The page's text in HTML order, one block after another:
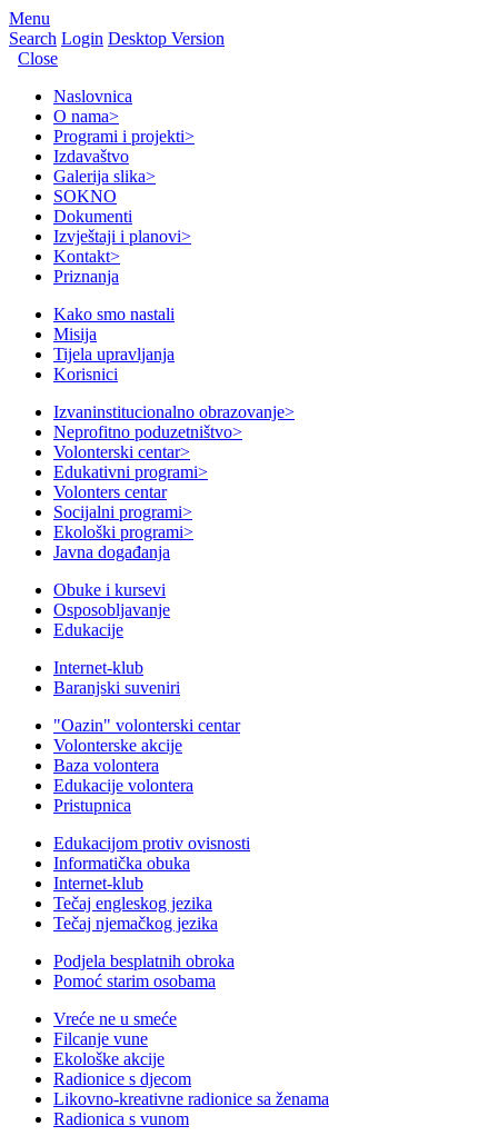
Menu
Search Login Desktop Version
Close
Naslovnica
O nama>
Programi i projekti>
Izdavaštvo
Galerija slika>
SOKNO
Dokumenti
Izvještaji i planovi>
Kontakt>
Priznanja
Kako smo nastali
Misija
Tijela upravljanja
Korisnici
Izvaninstitucionalno obrazovanje>
Neprofitno poduzetništvo>
Volonterski centar>
Edukativni programi>
Volonters centar
Socijalni programi>
Ekološki programi>
Javna događanja
Obuke i kursevi
Osposobljavanje
Edukacije
Internet-klub
Baranjski suveniri
"Oazin" volonterski centar
Volonterske akcije
Baza volontera
Edukacije volontera
Pristupnica
Edukacijom protiv ovisnosti
Informatička obuka
Internet-klub
Tečaj engleskog jezika
Tečaj njemačkog jezika
Podjela besplatnih obroka
Pomoć starim osobama
Vreće ne u smeće
Filcanje vune
Ekološke akcije
Radionice s djecom
Likovno-kreativne radionice sa ženama
Radionica s vunom